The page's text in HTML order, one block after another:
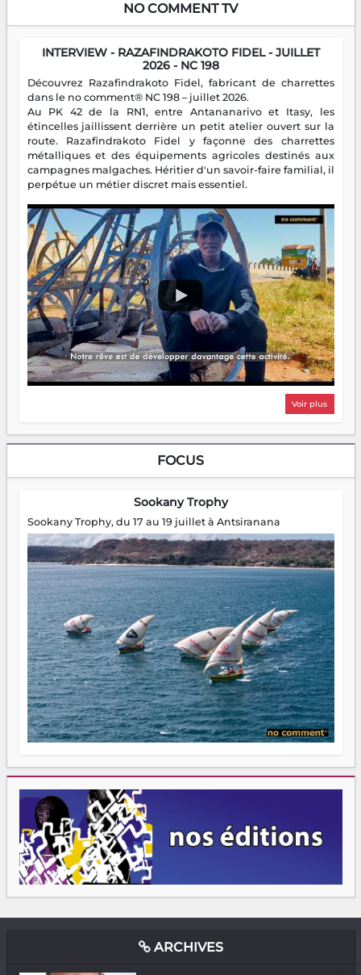
NO COMMENT TV
INTERVIEW - RAZAFINDRAKOTO FIDEL - JUILLET
2026 - NC 198
Découvrez Razafindrakoto Fidel, fabricant de charrettes
dans le no comment® NC 198 – juillet 2026.
Au PK 42 de la RN1, entre Antananarivo et Itasy, les
étincelles jaillissent derrière un petit atelier ouvert sur la
route. Razafindrakoto Fidel y façonne des charrettes
métalliques et des équipements agricoles destinés aux
campagnes malgaches. Héritier d'un savoir-faire familial, il
perpétue un métier discret mais essentiel.
Voir plus
FOCUS
Sookany Trophy
Sookany Trophy, du 17 au 19 juillet à Antsiranana
ARCHIVES